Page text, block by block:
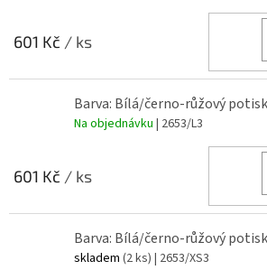
601 Kč / ks
Barva: Bílá/černo-růžový
Na objednávku | 2653/L3
601 Kč / ks
Barva: Bílá/černo-růžový
skladem (2 ks) | 2653/XS3